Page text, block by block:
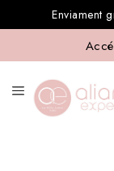
Enviament